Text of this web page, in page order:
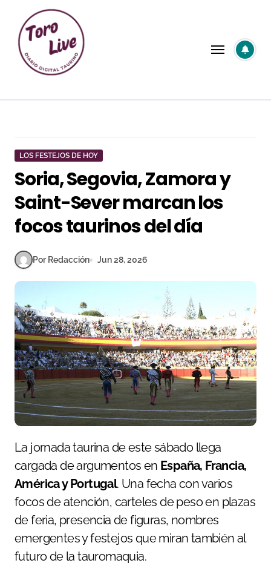
contenido
LOS FESTEJOS DE HOY
Soria, Segovia, Zamora y
Saint-Sever marcan los
focos taurinos del día
Por Redacción Jun 28, 2026
La jornada taurina de este sábado llega
cargada de argumentos en España, Francia,
América y Portugal. Una fecha con varios
focos de atención, carteles de peso en plazas
de feria, presencia de figuras, nombres
emergentes y festejos que miran también al
futuro de la tauromaquia.